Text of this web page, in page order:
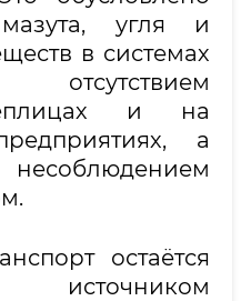
угля и
в системах
отсутствием
и на
а
остаётся